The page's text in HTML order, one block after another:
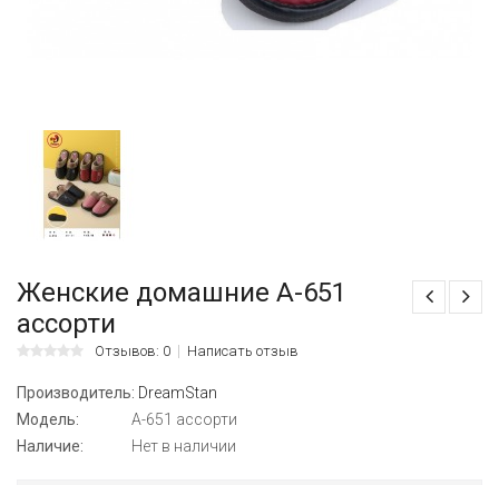
Женские домашние А-651
ассорти
Отзывов: 0 Написать отзыв
Производитель: DreamStan
Модель:
А-651 ассорти
Наличие:
Нет в наличии